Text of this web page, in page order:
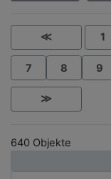
≪ 1
7 8 9
≫
640 Objekte